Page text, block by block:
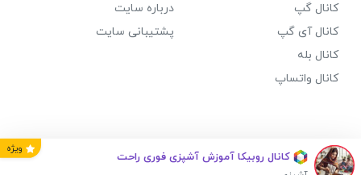
کانال گپ
کانال آی گپ
کانال بله
کانال واتساپ
درباره سایت
پشتیبانی سایت
ویژه
کانال روبیکا آموزش آشپزی فوری راحت